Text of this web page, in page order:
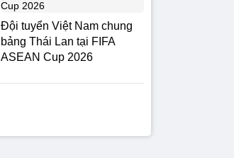
Đội tuyển Việt Nam chung
bảng Thái Lan tại FIFA
ASEAN Cup 2026